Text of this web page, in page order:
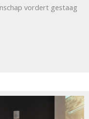
vordert gestaag